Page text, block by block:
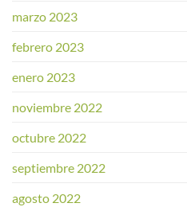
marzo 2023
febrero 2023
enero 2023
noviembre 2022
octubre 2022
septiembre 2022
agosto 2022